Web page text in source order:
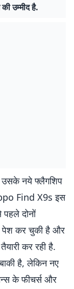
उम्मीद है.
उसके नये फ्लैगशिप
Find X9s इस
दोनों
पेश कर चुकी है और
कर रही है.
है, लेकिन नए
के फीचर्स और